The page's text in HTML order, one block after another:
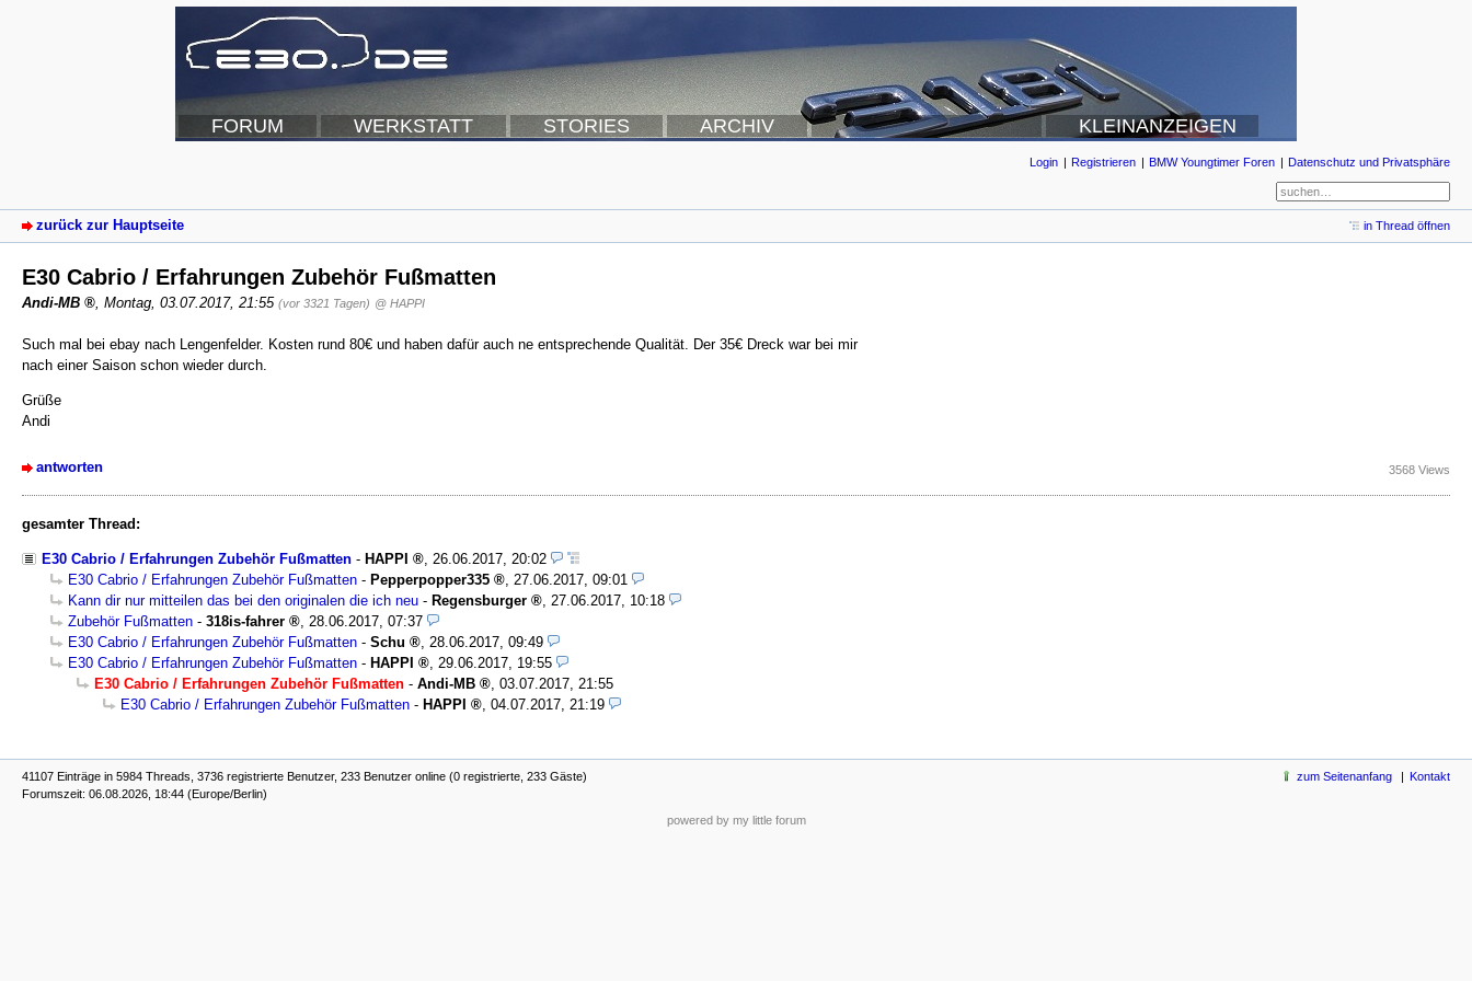
FORUM WERKSTATT STORIES ARCHIV KLEINANZEIGEN
Login Registrieren BMW Youngtimer Foren Datenschutz und Privatsphäre
zurück zur Hauptseite in Thread öffnen
E30 Cabrio / Erfahrungen Zubehör Fußmatten
Andi-MB Montag, 03.07.2017, 21:55 (vor 3321 Tagen) @ HAPPI
Such mal bei ebay nach Lengenfelder. Kosten rund 80€ und haben dafür auch ne entsprechende Qualität. Der 35€ Dreck war bei mir
nach einer Saison schon wieder durch.
Grüße
Andi
antworten 3568 Views
gesamter Thread:
E30 Cabrio / Erfahrungen Zubehör Fußmatten - HAPPI , 26.06.2017, 20:02
E30 Cabrio / Erfahrungen Zubehör Fußmatten - Pepperpopper335 , 27.06.2017, 09:01
Kann dir nur mitteilen das bei den originalen die ich neu - Regensburger , 27.06.2017, 10:18
Zubehör Fußmatten - 318is-fahrer , 28.06.2017, 07:37
E30 Cabrio / Erfahrungen Zubehör Fußmatten - Schu , 28.06.2017, 09:49
E30 Cabrio / Erfahrungen Zubehör Fußmatten - HAPPI , 29.06.2017, 19:55
E30 Cabrio / Erfahrungen Zubehör Fußmatten - Andi-MB , 03.07.2017, 21:55
E30 Cabrio / Erfahrungen Zubehör Fußmatten - HAPPI , 04.07.2017, 21:19
41107 Einträge in 5984 Threads, 3736 registrierte Benutzer, 233 Benutzer online (0 registrierte, 233 Gäste)
Forumszeit: 06.08.2026, 18:44 (Europe/Berlin)
zum Seitenanfang Kontakt
powered by my little forum